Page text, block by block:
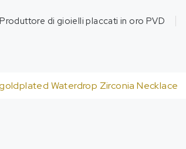
Produttore di gioielli placcati in oro PVD
Waterdrop Zirconia Necklace